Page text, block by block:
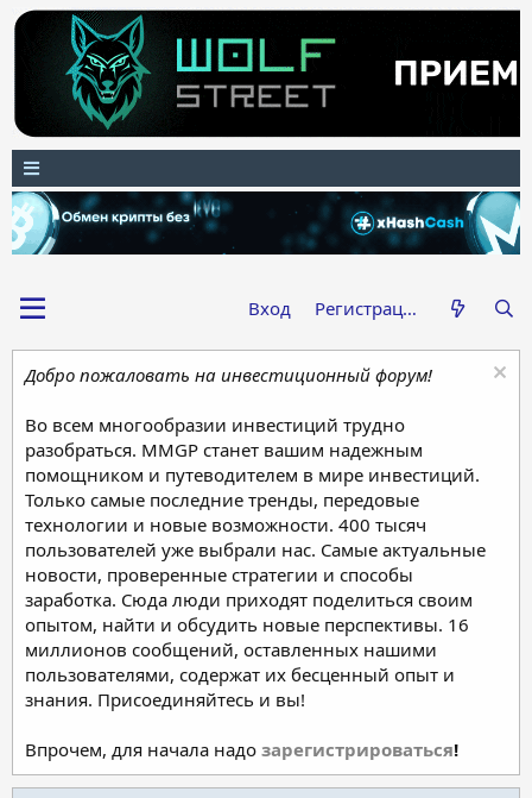
Вход Регистрация
Добро пожаловать на инвестиционный форум!
Во всем многообразии инвестиций трудно
разобраться. MMGP станет вашим надежным
помощником и путеводителем в мире инвестиций.
Только самые последние тренды, передовые
технологии и новые возможности. 400 тысяч
пользователей уже выбрали нас. Самые актуальные
новости, проверенные стратегии и способы
заработка. Сюда люди приходят поделиться своим
опытом, найти и обсудить новые перспективы. 16
миллионов сообщений, оставленных нашими
пользователями, содержат их бесценный опыт и
знания. Присоединяйтесь и вы!
Впрочем, для начала надо зарегистрироваться!